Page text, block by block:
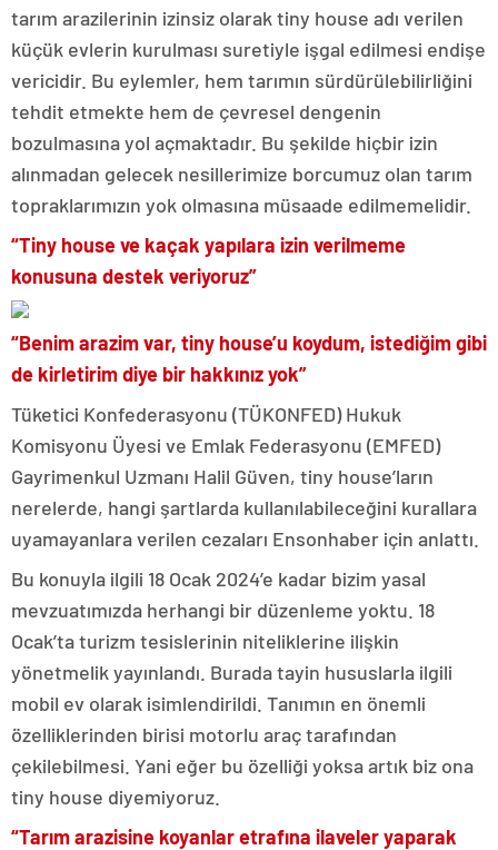
tarım arazilerinin izinsiz olarak tiny house adı verilen
küçük evlerin kurulması suretiyle işgal edilmesi endişe
vericidir. Bu eylemler, hem tarımın sürdürülebilirliğini
tehdit etmekte hem de çevresel dengenin
bozulmasına yol açmaktadır. Bu şekilde hiçbir izin
alınmadan gelecek nesillerimize borcumuz olan tarım
topraklarımızın yok olmasına müsaade edilmemelidir.
“Tiny house ve kaçak yapılara izin verilmeme
konusuna destek veriyoruz”
“Benim arazim var, tiny house’u koydum, istediğim gibi
de kirletirim diye bir hakkınız yok”
Tüketici Konfederasyonu (TÜKONFED) Hukuk
Komisyonu Üyesi ve Emlak Federasyonu (EMFED)
Gayrimenkul Uzmanı Halil Güven, tiny house’ların
nerelerde, hangi şartlarda kullanılabileceğini kurallara
uyamayanlara verilen cezaları Ensonhaber için anlattı.
Bu konuyla ilgili 18 Ocak 2024’e kadar bizim yasal
mevzuatımızda herhangi bir düzenleme yoktu. 18
Ocak’ta turizm tesislerinin niteliklerine ilişkin
yönetmelik yayınlandı. Burada tayin hususlarla ilgili
mobil ev olarak isimlendirildi. Tanımın en önemli
özelliklerinden birisi motorlu araç tarafından
çekilebilmesi. Yani eğer bu özelliği yoksa artık biz ona
tiny house diyemiyoruz.
“Tarım arazisine koyanlar etrafına ilaveler yaparak